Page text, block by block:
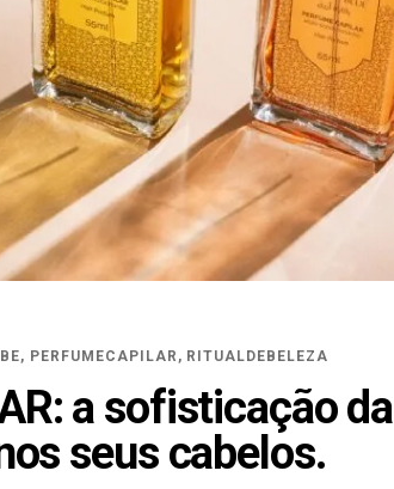
, PERFUMECAPILAR , RITUALDEBELEZA
a sofisticação da
seus cabelos.